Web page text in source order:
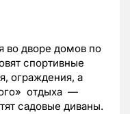
во дворе домов по
спортивные
ограждения, а
отдыха —
садовые диваны.